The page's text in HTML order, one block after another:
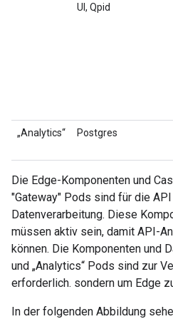
UI, Qpid
„Analytics“ Postgres
Die Edge-Komponenten und
"Gateway" Pods sind für die
Datenverarbeitung. Diese
müssen aktiv sein, damit API-
können. Die Komponenten und
und „Analytics“ Pods sind zur
erforderlich. sondern um Edge
In der folgenden Abbildung